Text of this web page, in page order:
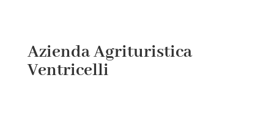
Azienda Agrituristica
Ventricelli